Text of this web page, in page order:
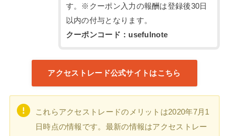
す。※クーポン入力の報酬は登録後30日
以内の付与となります。
クーポンコード：usefulnote
アクセストレード公式サイトはこちら
これらアクセストレードのメリットは2020年7月1
日時点の情報です。最新の情報はアクセストレー